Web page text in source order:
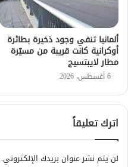
ألمانيا تنفي وجود ذخيرة بطائرة
أوكرانية كانت قريبة من مسيّرة
مطار لايبتسيج
6 أغسطس، 2026
اترك تعليقاً
لن يتم نشر عنوان بريدك الإلكتروني.